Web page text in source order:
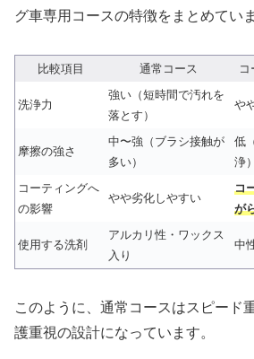
グ車専用コースの特徴をまとめていま
比較項目 通常コース コ
洗浄力
強い（短時間で汚れを
落とす）
や
摩擦の強さ
中〜強（ブラシ接触が
多い）
低
浄）
コーティングへ
の影響
やや劣化しやすい
コ
が
使用する洗剤
アルカリ性・ワックス
入り
中
このように、通常コースはスピード
護重視の設計になっています。